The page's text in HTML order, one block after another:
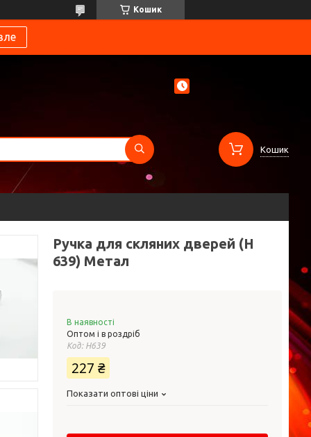
Кошик
Кошик
Ручка для скляних дверей (Н
639) Метал
В наявності
Оптом і в роздріб
Код: Н639
227 ₴
Показати оптові ціни